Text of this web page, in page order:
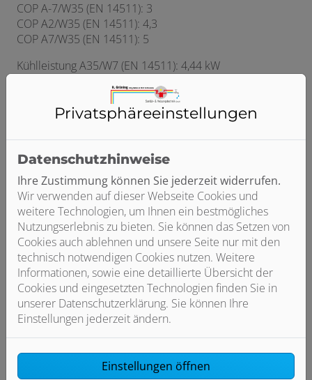
COP A-7/W35 (EN 14511): 3
COP A2/W35 (EN 14511): 4,3
COP A7/W35 (EN 14511): 5
Kühlleistung A35/W7 (EN 14511): 4,44 kW
Zuheizerleistung: 9 kW
Höhe: 1380 mm
Breite: 940 mm
Tiefe: 600 mm
Nettogewicht: 248 kg
Nennwärmeleistung (durchschnittliche
Klimaverhältnisse): 4 kW
Nennwärmeleistung (Niedertemperaturanwendung,
durchschnittliche Klimaverhältnisse): 5 kW
Jahreszeitbedingte Raumheizungs-Energieeffizienz
(durchschnittliche Klimaverhältnisse): 129 %
Jahreszeitbedingte Raumheizungs-Energieeffizienz
(Niedertemperaturanwendung, durchschnittliche
Klimaverhältnisse): 185 %
Schallleistungspegel außen: 50 dB
Schallleistungspegel innen: 49 dB
Privatsphäre­einstellungen
Datenschutzhinweise
Ihre Zustimmung können Sie jederzeit widerrufen.
Wir verwenden auf dieser Webseite Cookies und
weitere Technologien, um Ihnen ein bestmögliches
Nutzungserlebnis zu bieten. Sie können das Setzen von
Cookies auch ablehnen und unsere Seite nur mit den
technisch notwendigen Cookies nutzen. Weitere
Informationen, sowie eine detaillierte Übersicht der
Cookies und eingesetzten Technologien finden Sie in
unserer Datenschutzerklärung. Sie können Ihre
Einstellungen jederzeit ändern.
Einstellungen öffnen